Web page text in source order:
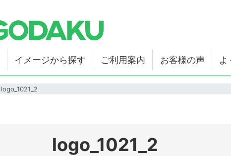
イメージから探す ご利用案内 お客様の声 よ
logo_1021_2
logo_1021_2